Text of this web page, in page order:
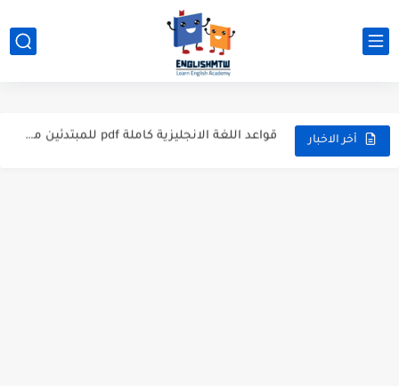
أخر الاخبار
modal verbs بالانجليزي: قواعد الاستخدام مع أمثلة
أزمنة اللغة الانجليزية: شرح مبسط للمبتدئين 2026